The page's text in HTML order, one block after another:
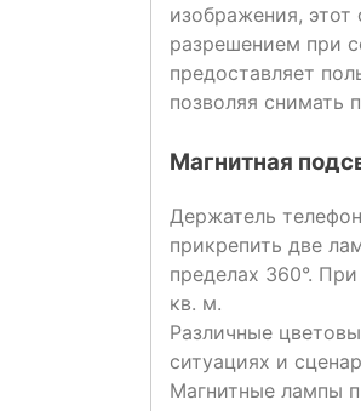
изображения,
разрешением при
предоставляет
позволяя снимать
Магнитная
Держатель
прикрепить две
пределах 360°.
кв. м.
Различные
ситуациях и
Магнитные лампы